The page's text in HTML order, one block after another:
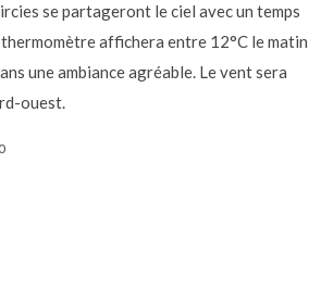
se partageront le ciel avec un temps
affichera entre 12°C le matin
une ambiance agréable. Le vent sera
ouest.